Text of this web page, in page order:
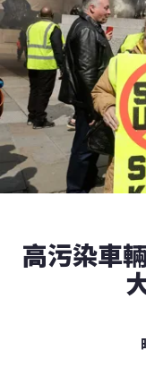
高污染車